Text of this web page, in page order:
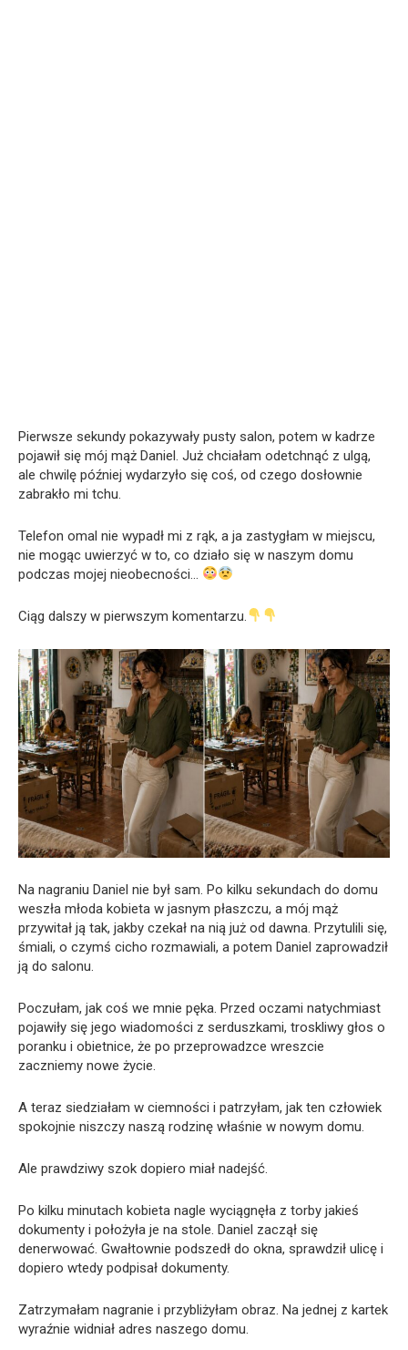
Pierwsze sekundy pokazywały pusty salon, potem w kadrze
pojawił się mój mąż Daniel. Już chciałam odetchnąć z ulgą,
ale chwilę później wydarzyło się coś, od czego dosłownie
zabrakło mi tchu.
Telefon omal nie wypadł mi z rąk, a ja zastygłam w miejscu,
nie mogąc uwierzyć w to, co działo się w naszym domu
podczas mojej nieobecności…
Ciąg dalszy w pierwszym komentarzu.
Na nagraniu Daniel nie był sam. Po kilku sekundach do domu
weszła młoda kobieta w jasnym płaszczu, a mój mąż
przywitał ją tak, jakby czekał na nią już od dawna. Przytulili się,
śmiali, o czymś cicho rozmawiali, a potem Daniel zaprowadził
ją do salonu.
Poczułam, jak coś we mnie pęka. Przed oczami natychmiast
pojawiły się jego wiadomości z serduszkami, troskliwy głos o
poranku i obietnice, że po przeprowadzce wreszcie
zaczniemy nowe życie.
A teraz siedziałam w ciemności i patrzyłam, jak ten człowiek
spokojnie niszczy naszą rodzinę właśnie w nowym domu.
Ale prawdziwy szok dopiero miał nadejść.
Po kilku minutach kobieta nagle wyciągnęła z torby jakieś
dokumenty i położyła je na stole. Daniel zaczął się
denerwować. Gwałtownie podszedł do okna, sprawdził ulicę i
dopiero wtedy podpisał dokumenty.
Zatrzymałam nagranie i przybliżyłam obraz. Na jednej z kartek
wyraźnie widniał adres naszego domu.